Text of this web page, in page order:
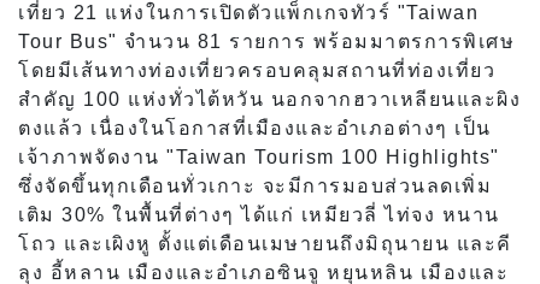
เที่ยว 21 แห่งในการเปิดตัวแพ็กเกจทัวร์ "Taiwan
Tour Bus" จำนวน 81 รายการ พร้อมมาตรการพิเศษ
โดยมีเส้นทางท่องเที่ยวครอบคลุมสถานที่ท่องเที่ยว
สำคัญ 100 แห่งทั่วไต้หวัน นอกจากฮวาเหลียนและผิง
ตงแล้ว เนื่องในโอกาสที่เมืองและอำเภอต่างๆ เป็น
เจ้าภาพจัดงาน "Taiwan Tourism 100 Highlights"
ซึ่งจัดขึ้นทุกเดือนทั่วเกาะ จะมีการมอบส่วนลดเพิ่ม
เติม 30% ในพื้นที่ต่างๆ ได้แก่ เหมียวลี่ ไท่จง หนาน
โถว และเผิงหู ตั้งแต่เดือนเมษายนถึงมิถุนายน และคี
ลุง อี้หลาน เมืองและอำเภอซินจู หยุนหลิน เมืองและ